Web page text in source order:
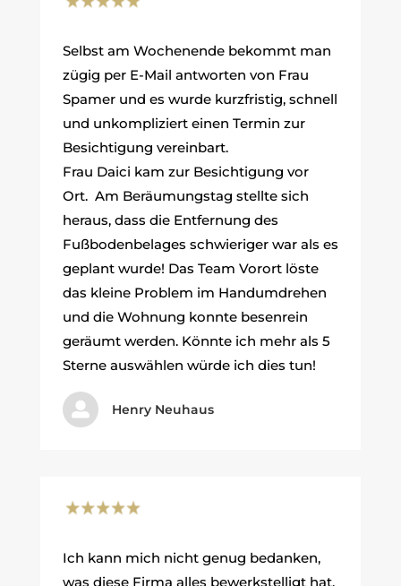
Selbst am Wochenende bekommt man
zügig per E-Mail antworten von Frau
Spamer und es wurde kurzfristig, schnell
und unkompliziert einen Termin zur
Besichtigung vereinbart.
Frau Daici kam zur Besichtigung vor
Ort. Am Beräumungstag stellte sich
heraus, dass die Entfernung des
Fußbodenbelages schwieriger war als es
geplant wurde! Das Team Vorort löste
das kleine Problem im Handumdrehen
und die Wohnung konnte besenrein
geräumt werden. Könnte ich mehr als 5
Sterne auswählen würde ich dies tun!
 Henry Neuhaus
Ich kann mich nicht genug bedanken,
was diese Firma alles bewerkstelligt hat.